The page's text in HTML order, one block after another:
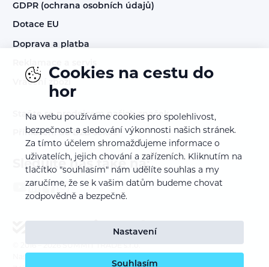
GDPR (ochrana osobních údajů)
Dotace EU
Doprava a platba
Reklamace a servis
Vrácení zboží
Staňte se prodejcem našich značek
Přihlášení do B2B sekce
Sledujte nás také na:
© 2016 – 2026SUMMIT TRADE s.r.o.
Cookies na cestu do
hor
Na webu používáme cookies pro spolehlivost,
bezpečnost a sledování výkonnosti našich stránek.
Za tímto účelem shromažďujeme informace o
uživatelích, jejich chování a zařízeních. Kliknutím na
tlačítko "souhlasím" nám udělíte souhlas a my
zaručíme, že se k vašim datům budeme chovat
zodpovědně a bezpečně.
Nastavení
Souhlasím